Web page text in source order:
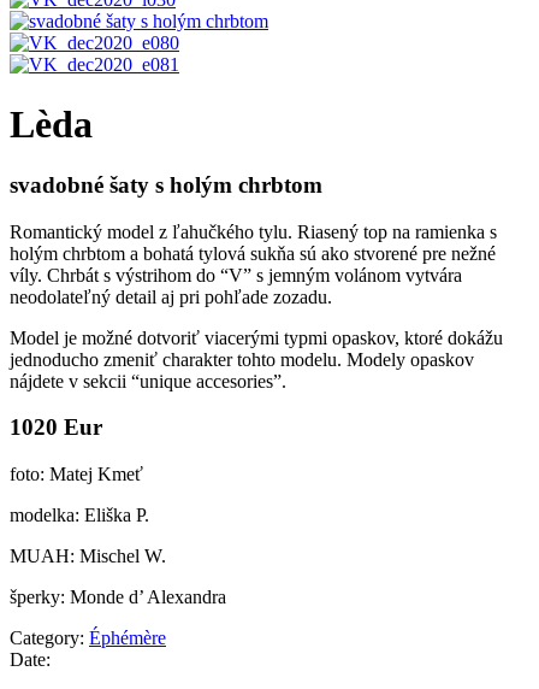
Lèda
svadobné šaty s holým chrbtom
Romantický model z ľahučkého tylu. Riasený top na ramienka s
holým chrbtom a bohatá tylová sukňa sú ako stvorené pre nežné
víly. Chrbát s výstrihom do “V” s jemným volánom vytvára
neodolateľný detail aj pri pohľade zozadu.
Model je možné dotvoriť viacerými typmi opaskov, ktoré dokážu
jednoducho zmeniť charakter tohto modelu. Modely opaskov
nájdete v sekcii “unique accesories”.
1020 Eur
foto: Matej Kmeť
modelka: Eliška P.
MUAH: Mischel W.
šperky: Monde d’ Alexandra
Category: Éphémère
Date: